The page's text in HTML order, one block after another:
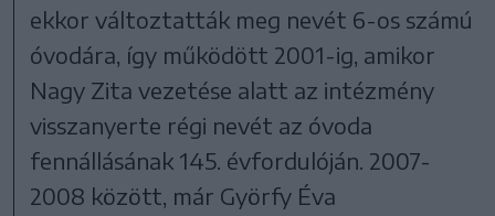
ekkor változtatták meg nevét 6-os számú
óvodára, így működött 2001-ig, amikor
Nagy Zita vezetése alatt az intézmény
visszanyerte régi nevét az óvoda
fennállásának 145. évfordulóján. 2007-
2008 között, már Györfy Éva